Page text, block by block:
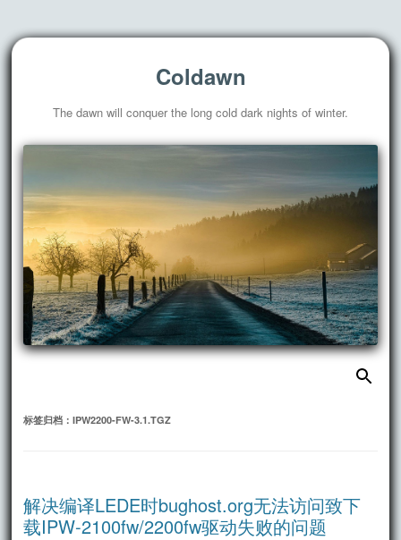
Coldawn
The dawn will conquer the long cold dark nights of winter.
搜
索：
标签归档：IPW2200-FW-3.1.TGZ
解决编译LEDE时bughost.org无法访问致下
载IPW-2100fw/2200fw驱动失败的问题